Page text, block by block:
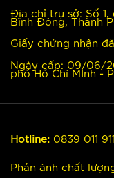
Địa chỉ trụ sở: Số
Bình Đông, Thành
Giấy chứng nhận
Ngày cấp: 09/06/
phố Hồ Chí MInh -
Hotline: 0839 011 911
Phản ánh chất